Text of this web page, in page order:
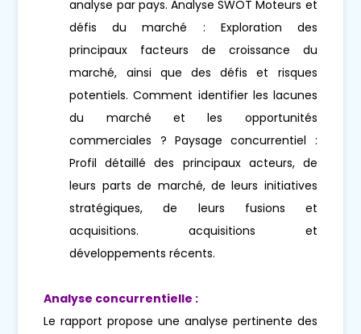
analyse par pays. Analyse SWOT Moteurs et
défis du marché : Exploration des
principaux facteurs de croissance du
marché, ainsi que des défis et risques
potentiels. Comment identifier les lacunes
du marché et les opportunités
commerciales ? Paysage concurrentiel :
Profil détaillé des principaux acteurs, de
leurs parts de marché, de leurs initiatives
stratégiques, de leurs fusions et
acquisitions. acquisitions et
développements récents.
Analyse concurrentielle :
Le rapport propose une analyse pertinente des